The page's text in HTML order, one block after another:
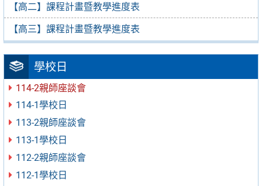
【高二】課程計畫暨教學進度表
【高三】課程計畫暨教學進度表
學校日
114-2親師座談會
114-1學校日
113-2親師座談會
113-1學校日
112-2親師座談會
112-1學校日